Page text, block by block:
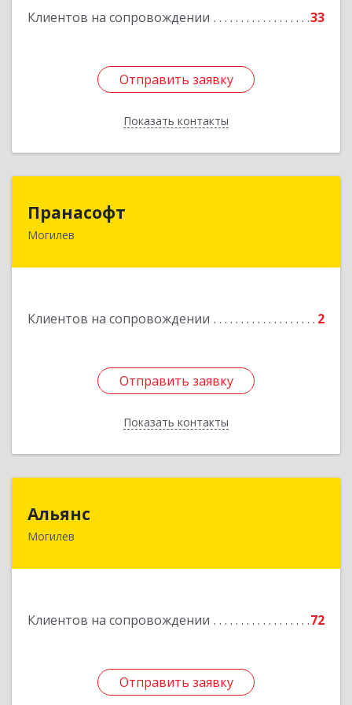
Клиентов на сопровождении 33
Отправить заявку
Показать контакты
Отправить заявку
Назад
Пранасофт
Могилев
Клиентов на сопровождении 2
Отправить заявку
Показать контакты
212018, Беларусь, г. Могилев, ул. Станция
Отправить заявку
Назад
Альянс
Могилев
Клиентов на сопровождении 72
Отправить заявку
Беларусь, 212030, г.Могилев, ул.Ленинская, 7А
Отправить заявку